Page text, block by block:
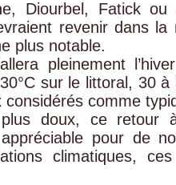
Diourbel, Fatick
revenir dans
plus notable.
pleinement
sur le littoral, 30
considérés comme
doux, ce retour
pour de
climatiques,